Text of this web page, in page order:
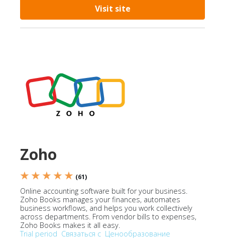
Visit site
Zoho
★ ★ ★ ★ ★ (61)
Online accounting software built for your business.
Zoho Books manages your finances, automates
business workflows, and helps you work collectively
across departments. From vendor bills to expenses,
Zoho Books makes it all easy.
Trial period Связаться с Ценообразование